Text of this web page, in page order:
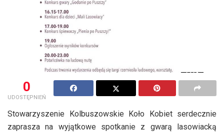
0
UDOSTĘPNIEŃ
Stowarzyszenie Kolbuszowskie Koło Kobiet serdecznie
zaprasza na wyjątkowe spotkanie z gwarą lasowiacką